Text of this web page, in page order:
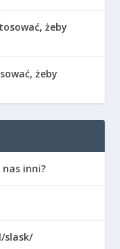
żeby
żeby
inni?
slask/